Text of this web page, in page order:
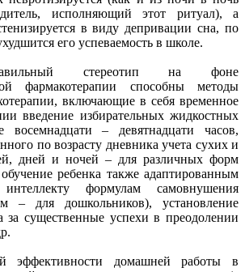
исполняющий этот ритуал), а
в виду депривации сна, по
его успеваемость в школе.
стереотип на фоне
фармакотерапии способны методы
включающие в себя временное
введение избирательных жидкостных
восемнадцати – девятнадцати часов,
по возрасту дневника учета сухих и
дней и ночей – для различных форм
ребенка также адаптированным
формулам самовнушения
– для дошкольников), установление
за существенные успехи в преодолении
эффективности домашней работы в